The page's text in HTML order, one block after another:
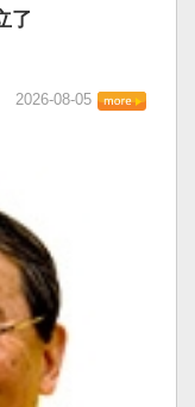
了
2026-08-05